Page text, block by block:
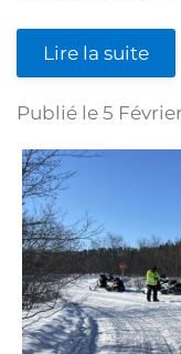
Lire la suite
Publié le 5